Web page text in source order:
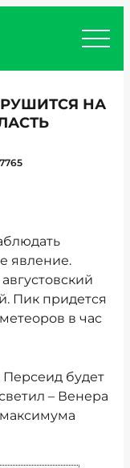
НА
явление.
Пик придется
в час
будет
– Венера